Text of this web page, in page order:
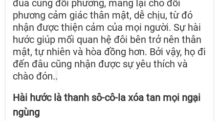
đùa cùng đối phương, mang lại cho đối
phương cảm giác thân mật, dễ chịu, từ đó
nhận được thiện cảm của mọi người. Sự hài
hước giúp mối quan hệ đôi bên trở nên thân
mật, tự nhiên và hòa đồng hơn. Bởi vậy, họ đi
đến đâu cũng nhận được sự yêu thích và
chào đón..
Hài hước là thanh sô-cô-la xóa tan mọi ngại
ngùng